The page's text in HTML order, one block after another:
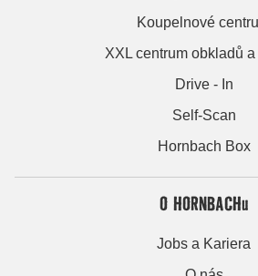
Koupelnové
XXL centrum obkladů
Drive - In
Self-Scan
Hornbach Box
O HORNBACHu
Jobs a Kariera